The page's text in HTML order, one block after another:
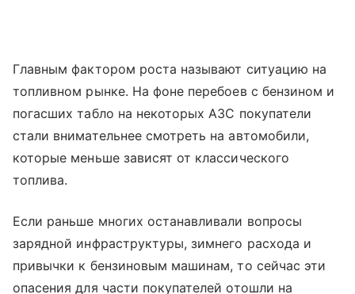
Главным фактором роста называют ситуацию на
топливном рынке. На фоне перебоев с бензином и
погасших табло на некоторых АЗС покупатели
стали внимательнее смотреть на автомобили,
которые меньше зависят от классического
топлива.
Если раньше многих останавливали вопросы
зарядной инфраструктуры, зимнего расхода и
привычки к бензиновым машинам, то сейчас эти
опасения для части покупателей отошли на